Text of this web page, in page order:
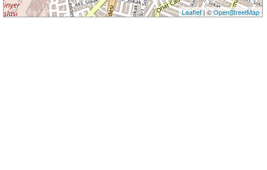
Leaflet| ©OpenStreetMap